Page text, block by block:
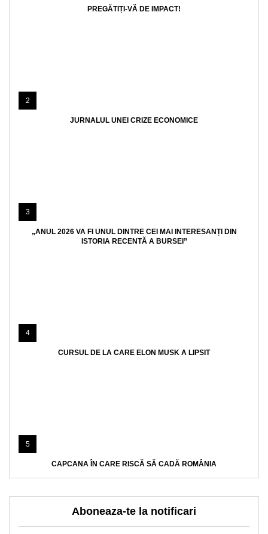
PREGĂTIȚI-VĂ DE IMPACT!
2
JURNALUL UNEI CRIZE ECONOMICE
3
„ANUL 2026 VA FI UNUL DINTRE CEI MAI INTERESANȚI DIN
ISTORIA RECENTĂ A BURSEI”
4
CURSUL DE LA CARE ELON MUSK A LIPSIT
5
CAPCANA ÎN CARE RISCĂ SĂ CADĂ ROMÂNIA
Aboneaza-te la notificari